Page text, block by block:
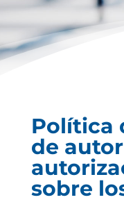
Política
de
sobre